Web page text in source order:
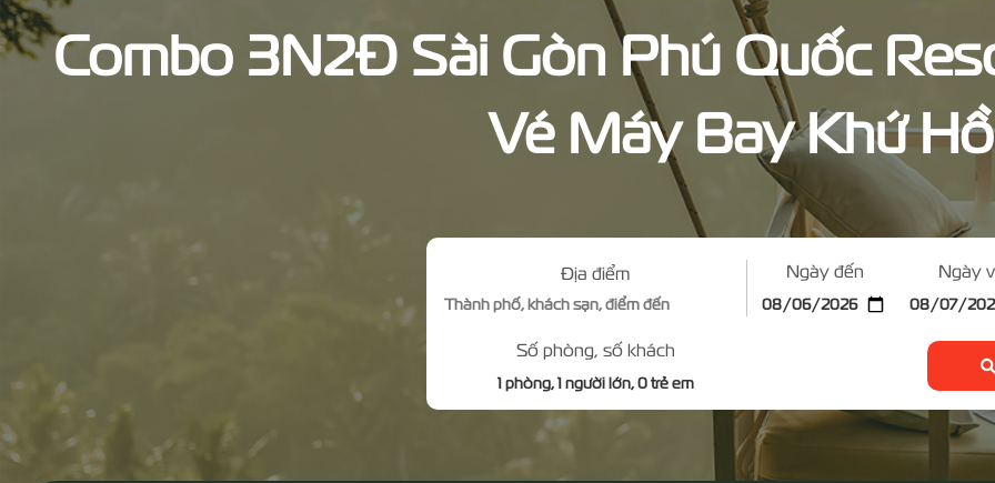
Combo 3N2Đ Sài Gòn Phú Quốc
Vé Máy Bay Khứ
Địa điểm Ngày đến Ngày
Số phòng, số khách
1phòng, 1người lớn, 0trẻ em